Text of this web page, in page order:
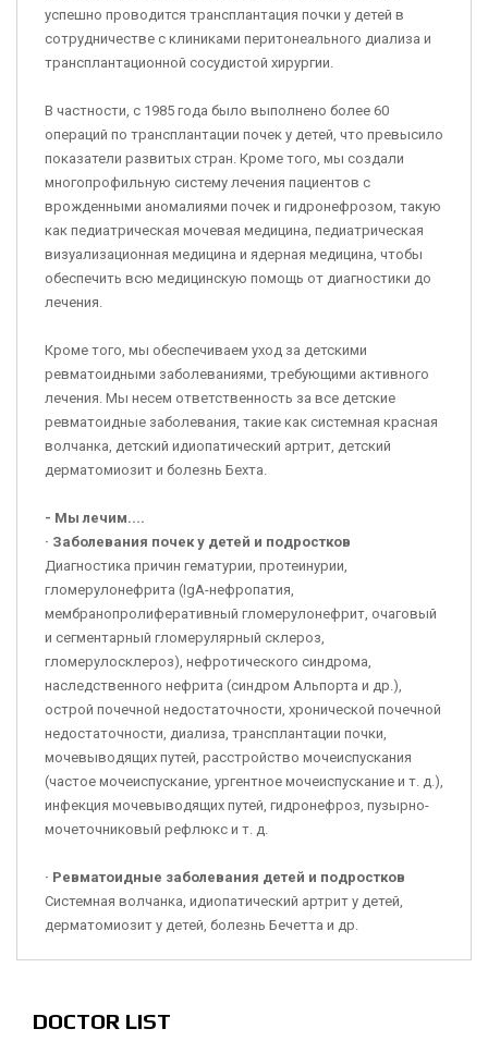
успешно проводится трансплантация почки у детей в
сотрудничестве с клиниками перитонеального диализа и
трансплантационной сосудистой хирургии.
В частности, с 1985 года было выполнено более 60
операций по трансплантации почек у детей, что превысило
показатели развитых стран. Кроме того, мы создали
многопрофильную систему лечения пациентов с
врожденными аномалиями почек и гидронефрозом, такую
как педиатрическая мочевая медицина, педиатрическая
визуализационная медицина и ядерная медицина, чтобы
обеспечить всю медицинскую помощь от диагностики до
лечения.
Кроме того, мы обеспечиваем уход за детскими
ревматоидными заболеваниями, требующими активного
лечения. Мы несем ответственность за все детские
ревматоидные заболевания, такие как системная красная
волчанка, детский идиопатический артрит, детский
дерматомиозит и болезнь Бехта.
- Мы лечим....
· Заболевания почек у детей и подростков
Диагностика причин гематурии, протеинурии,
гломерулонефрита (IgA-нефропатия,
мембранопролиферативный гломерулонефрит, очаговый
и сегментарный гломерулярный склероз,
гломерулосклероз), нефротического синдрома,
наследственного нефрита (синдром Альпорта и др.),
острой почечной недостаточности, хронической почечной
недостаточности, диализа, трансплантации почки,
мочевыводящих путей, расстройство мочеиспускания
(частое мочеиспускание, ургентное мочеиспускание и т. д.),
инфекция мочевыводящих путей, гидронефроз, пузырно-
мочеточниковый рефлюкс и т. д.
· Ревматоидные заболевания детей и подростков
Системная волчанка, идиопатический артрит у детей,
дерматомиозит у детей, болезнь Бечетта и др.
DOCTOR LIST